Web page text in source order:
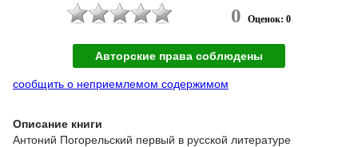
0 Оценок: 0
Авторские права соблюдены
сообщить о неприемлемом содержимом
Описание книги
Антоний Погорельский первый в русской литературе